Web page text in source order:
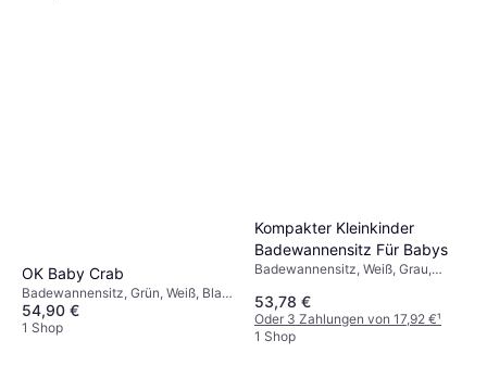
OK Baby Crab
Badewannensitz, Grün, Weiß, Blau,
Türkis
54,90 €
1 Shop
Kompakter Kleinkinder
Badewannensitz Für Babys
Badewannensitz, Weiß, Grau,
53,78 €
Oder 3 Zahlungen von 17,92 €¹
1 Shop